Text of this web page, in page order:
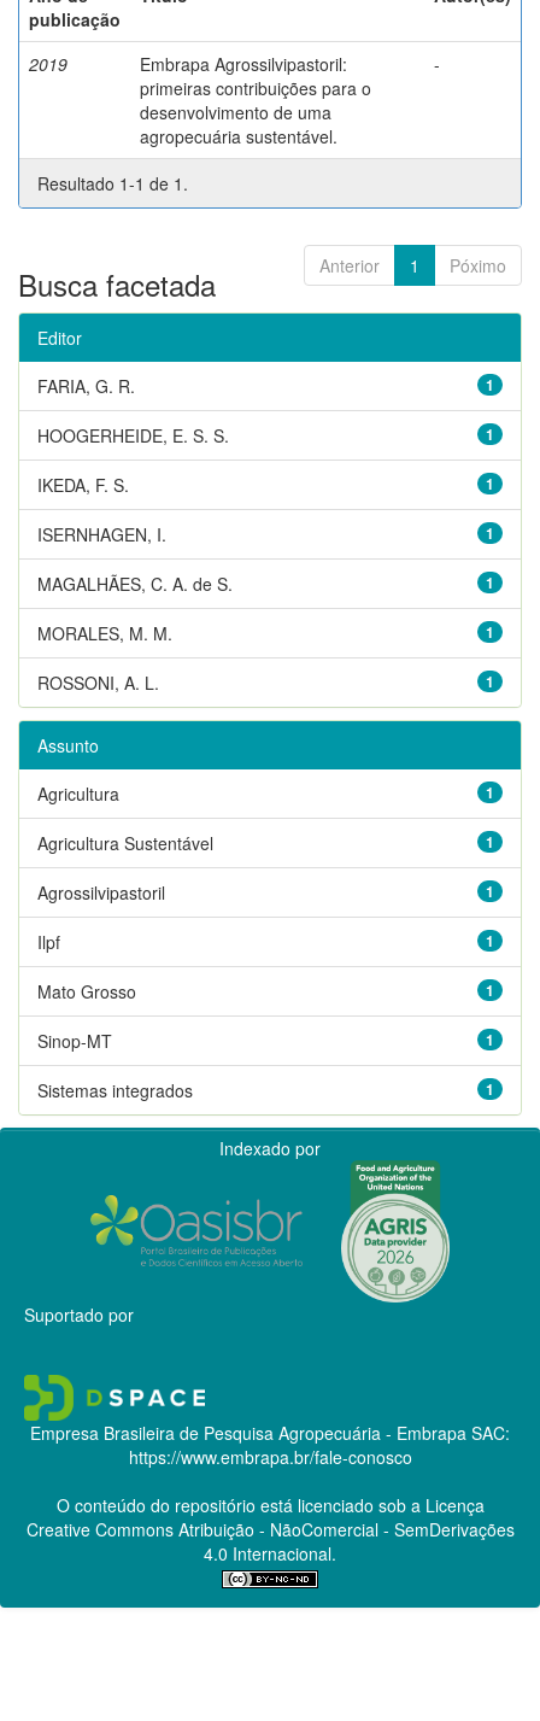
publicação
2019
Embrapa Agrossilvipastoril:
primeiras contribuições para o
desenvolvimento de uma
agropecuária sustentável.
-
Resultado 1-1 de 1.
Anterior 1 Póximo
Busca facetada
Editor
1
FARIA, G. R.
1
HOOGERHEIDE, E. S. S.
1
IKEDA, F. S.
1
ISERNHAGEN, I.
1
MAGALHÃES, C. A. de S.
1
MORALES, M. M.
1
ROSSONI, A. L.
Assunto
1
Agricultura
1
Agricultura Sustentável
1
Agrossilvipastoril
1
Ilpf
1
Mato Grosso
1
Sinop-MT
1
Sistemas integrados
Indexado por
Suportado por
Empresa Brasileira de Pesquisa Agropecuária - Embrapa SAC:
https://www.embrapa.br/fale-conosco
O conteúdo do repositório está licenciado sob a Licença
Creative CommonsAtribuição - NãoComercial - SemDerivações
4.0 Internacional.